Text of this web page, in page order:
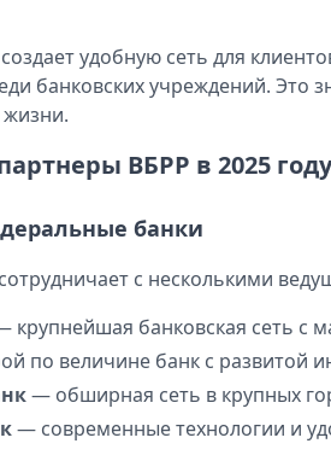
удобную сеть для
банковских учреждений. Это
ВБРР в 2025 году
банки
с несколькими
крупнейшая банковская сеть с
по величине банк с развитой
— обширная сеть в крупных
— современные технологии и